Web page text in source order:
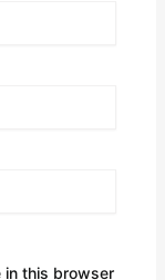
in this browser